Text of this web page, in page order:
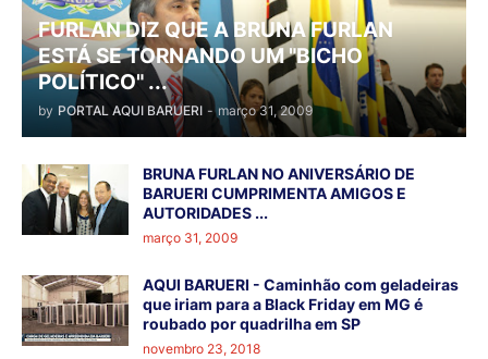
FURLAN DIZ QUE A BRUNA FURLAN
ESTÁ SE TORNANDO UM "BICHO
POLÍTICO" ...
by PORTAL AQUI BARUERI - março 31, 2009
BRUNA FURLAN NO ANIVERSÁRIO DE
BARUERI CUMPRIMENTA AMIGOS E
AUTORIDADES ...
março 31, 2009
AQUI BARUERI - Caminhão com geladeiras
que iriam para a Black Friday em MG é
roubado por quadrilha em SP
novembro 23, 2018